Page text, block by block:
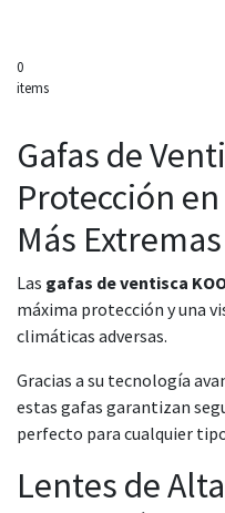
0
items
Gafas de
Protección
Más Extremas
Las gafas de ventisca
máxima protección y una
climáticas adversas.
Gracias a su tecnología
estas gafas garantizan
perfecto para cualquier
Lentes de